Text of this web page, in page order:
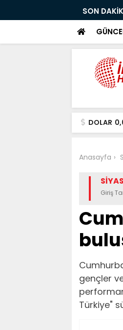
SON
DOLAR
Anasayfa
Giriş
gençler
Türkiye"